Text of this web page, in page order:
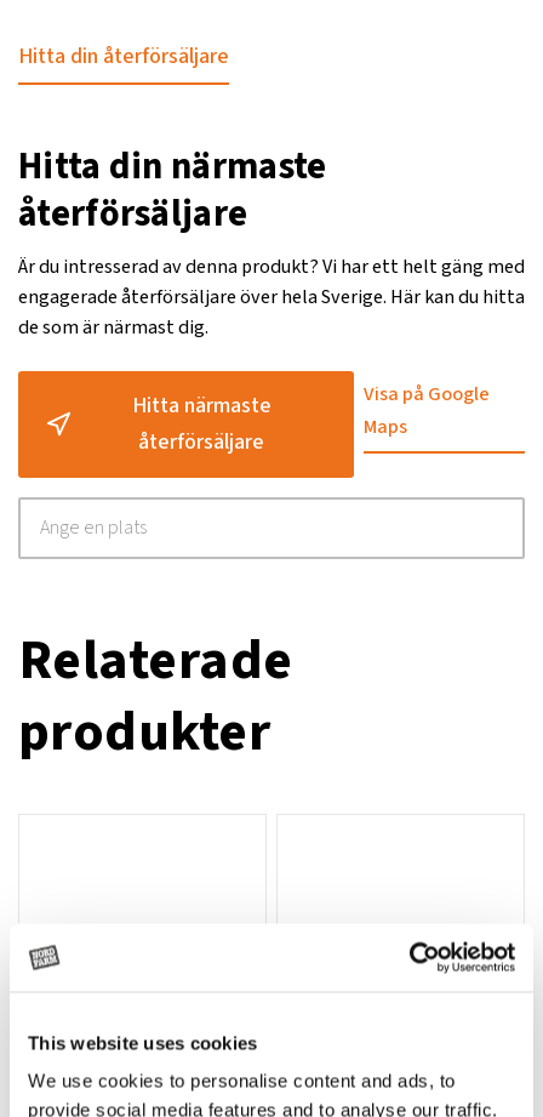
This website uses cookies
We use cookies to personalise content and ads, to
provide social media features and to analyse our traffic.
Hitta din återförsäljare
Hitta din närmaste
återförsäljare
Är du intresserad av denna produkt? Vi har ett helt gäng med
engagerade återförsäljare över hela Sverige. Här kan du hitta
de som är närmast dig.
Hitta närmaste
återförsäljare
Visa på Google
Maps
Relaterade
produkter